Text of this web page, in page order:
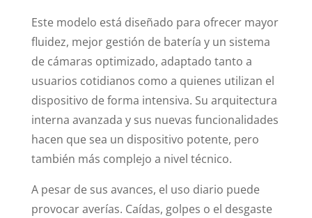
Este modelo está diseñado para ofrecer mayor
fluidez, mejor gestión de batería y un sistema
de cámaras optimizado, adaptado tanto a
usuarios cotidianos como a quienes utilizan el
dispositivo de forma intensiva. Su arquitectura
interna avanzada y sus nuevas funcionalidades
hacen que sea un dispositivo potente, pero
también más complejo a nivel técnico.
A pesar de sus avances, el uso diario puede
provocar averías. Caídas, golpes o el desgaste